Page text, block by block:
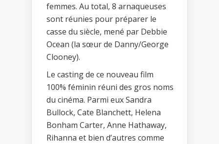
femmes. Au total, 8 arnaqueuses
sont réunies pour préparer le
casse du siècle, mené par Debbie
Ocean (la sœur de Danny/George
Clooney).
Le casting de ce nouveau film
100% féminin réuni des gros noms
du cinéma. Parmi eux Sandra
Bullock, Cate Blanchett, Helena
Bonham Carter, Anne Hathaway,
Rihanna et bien d’autres comme